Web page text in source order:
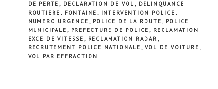
DE PERTE , DECLARATION DE VOL , DELINQUANCE
ROUTIERE , FONTAINE , INTERVENTION POLICE ,
NUMERO URGENCE , POLICE DE LA ROUTE , POLICE
MUNICIPALE , PREFECTURE DE POLICE , RECLAMATION
EXCE DE VITESSE , RECLAMATION RADAR ,
RECRUTEMENT POLICE NATIONALE , VOL DE VOITURE ,
VOL PAR EFFRACTION